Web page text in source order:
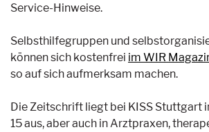
Service-Hinweise.
Selbsthilfegruppen und
können sich kostenfrei im WIR
so auf sich aufmerksam machen.
Die Zeitschrift liegt bei KISS Stuttgart
15 aus, aber auch in Arztpraxen,